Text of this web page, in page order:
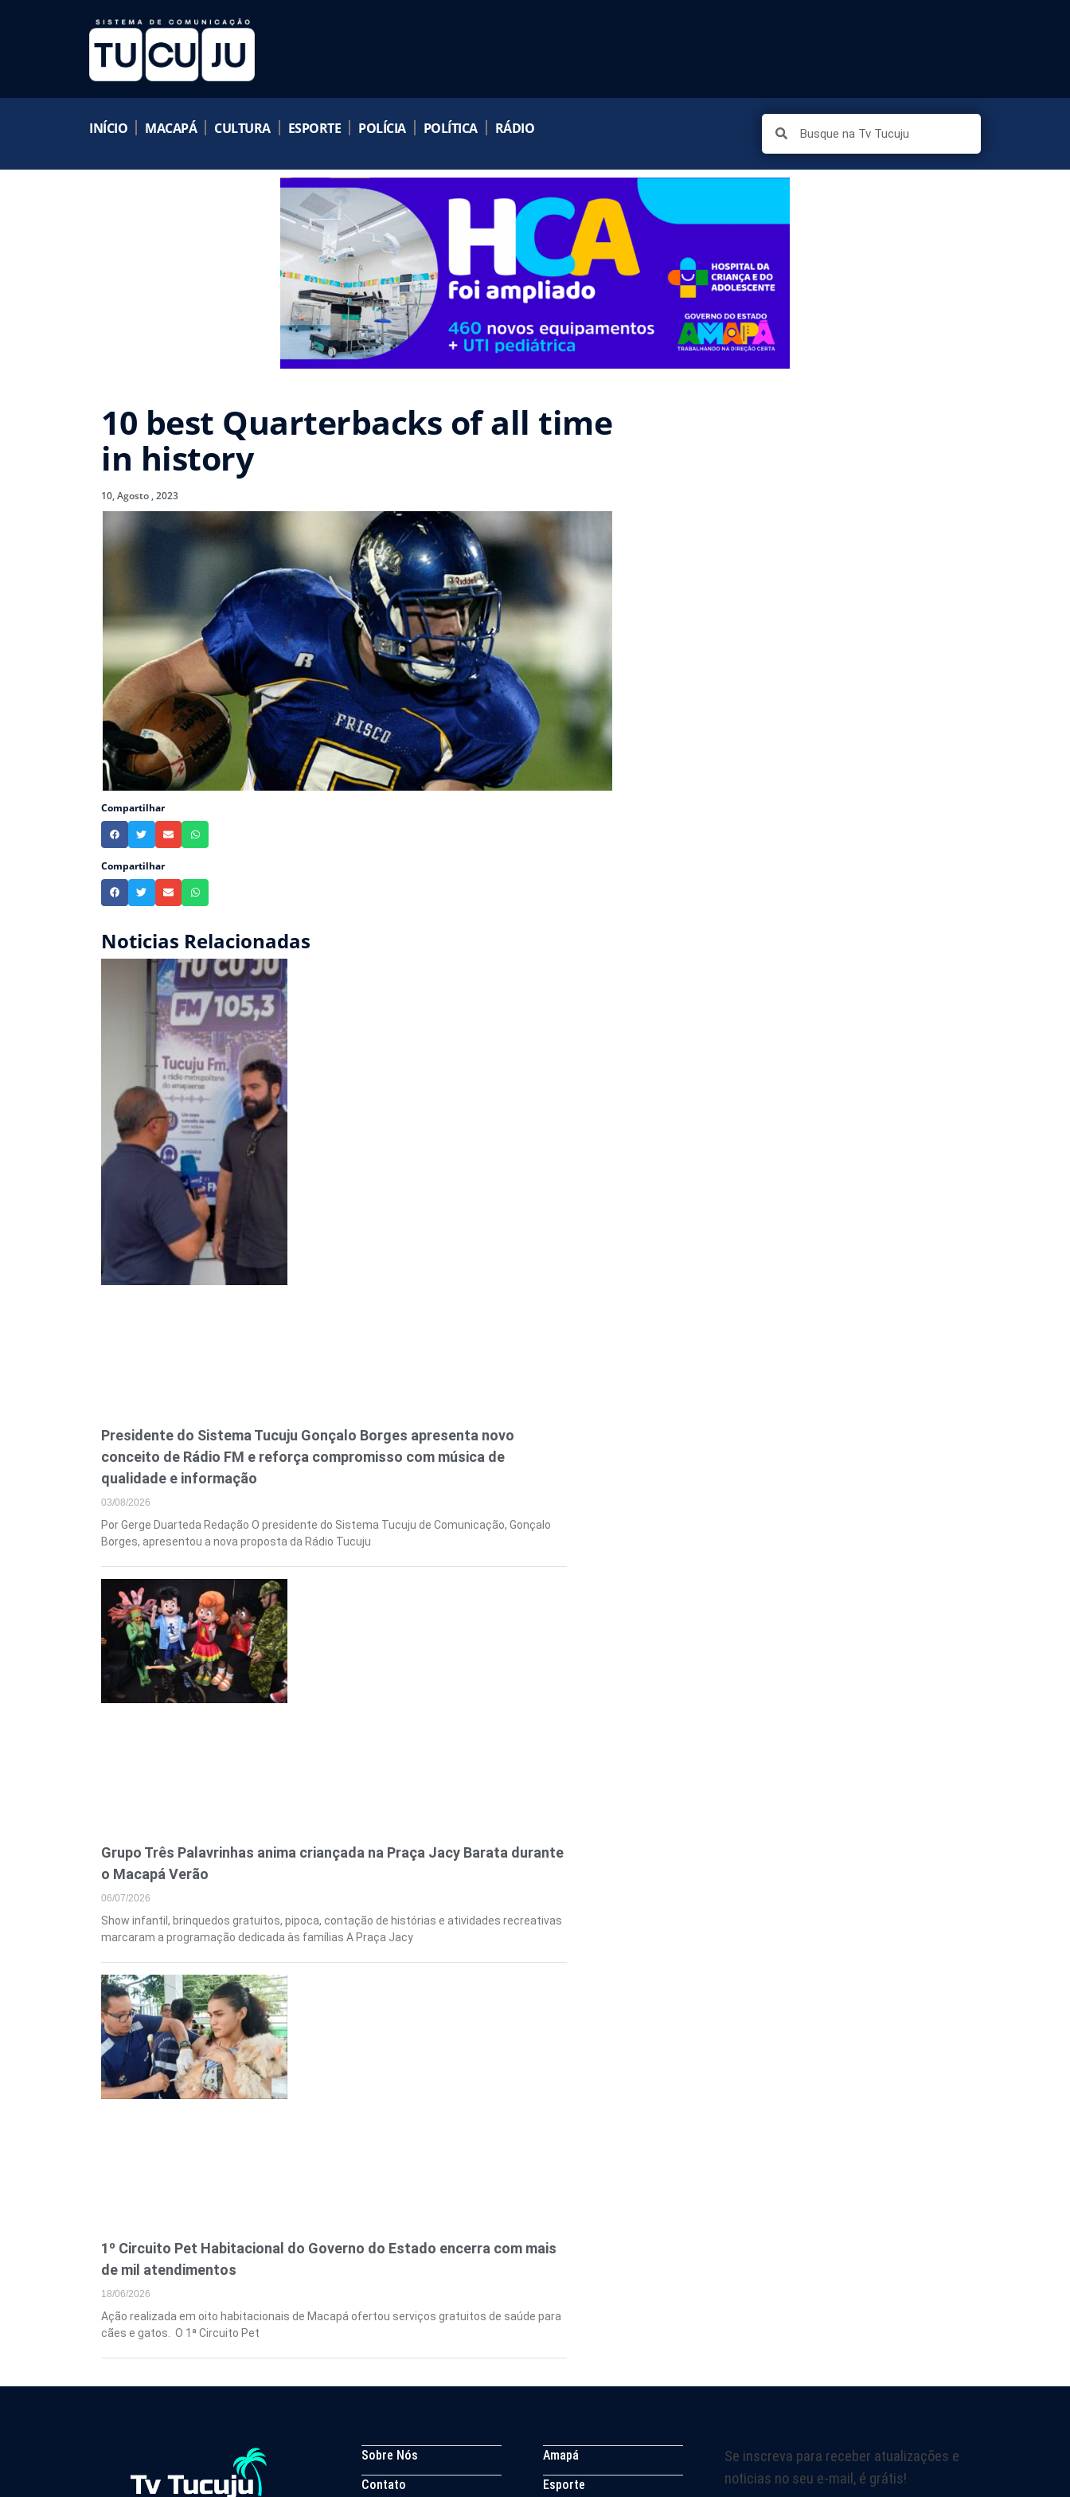
INÍCIO MACAPÁ CULTURA ESPORTE POLÍCIA POLÍTICA RÁDIO
10 best Quarterbacks of all time
in history
10, Agosto , 2023
Compartilhar
Compartilhar
Noticias Relacionadas
Presidente do Sistema Tucuju Gonçalo Borges apresenta novo
conceito de Rádio FM e reforça compromisso com música de
qualidade e informação
03/08/2026
Por Gerge Duarteda Redação O presidente do Sistema Tucuju de Comunicação, Gonçalo
Borges, apresentou a nova proposta da Rádio Tucuju
Grupo Três Palavrinhas anima criançada na Praça Jacy Barata durante
o Macapá Verão
06/07/2026
Show infantil, brinquedos gratuitos, pipoca, contação de histórias e atividades recreativas
marcaram a programação dedicada às famílias A Praça Jacy
1º Circuito Pet Habitacional do Governo do Estado encerra com mais
de mil atendimentos
18/06/2026
Ação realizada em oito habitacionais de Macapá ofertou serviços gratuitos de saúde para
cães e gatos. O 1ª Circuito Pet
Sobre Nós
Contato
Amapá
Esporte
Se inscreva para receber atualizações e
noticias no seu e-mail, é grátis!